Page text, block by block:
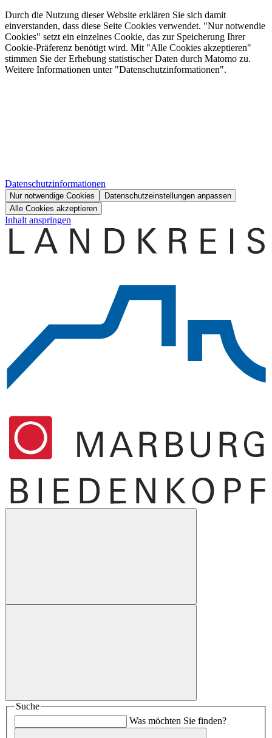
Durch die Nutzung dieser Website erklären Sie sich damit
einverstanden, dass diese Seite Cookies verwendet. "Nur notwendie
Cookies" setzt ein einzelnes Cookie, das zur Speicherung Ihrer
Cookie-Präferenz benötigt wird. Mit "Alle Cookies akzeptieren"
stimmen Sie der Erhebung statistischer Daten durch Matomo zu.
Weitere Informationen unter "Datenschutzinformationen".
Datenschutzinformationen
Nur notwendige Cookies
Datenschutzeinstellungen anpassen
Alle Cookies akzeptieren
Inhalt anspringen
Suche
Was möchten Sie finden?